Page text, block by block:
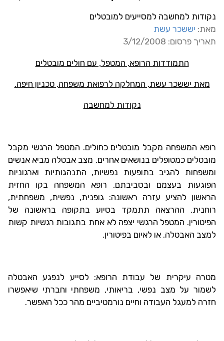
נקודות למחשבה למסייעים למובטלים
מאת: יששכר עשת
תאריך פרסום: 3/12/2008
התמודדות הרופא, המטפל, עם חולים מובטלים
מאת יששכר עשת, המחלקה לרפואת משפחה, טכניון חיפה.
נקודות למחשבה
רופא המשפחה מקבל מובטלים כחולים. המטפל הרגשי מקבל
מובטלים כמטופלים בנושאים אחרים. מצב אבטלה מביא אנשים
ומשפחות להגיב בתופעות נפשיות, התנהגותיות וארגוניות
הפוגעות בעצמם ובסביבתם, רופא המשפחה בקו החזית
הראשון להציע עזרה ראשונה: גופנית, נפשית, משפחתית,
רוחנית. ההרצאה תתמקד בסיוע בתקופה בראשונה של
הפיטורין. המטפל הרגשי יצפה לא אחת בתגובות רגשיות קשות
למצב האבטלה. או לאיום בפיטורין.
מטרה עיקרית של עבודת הרופא: לסייע לנפגע האבטלה
לשמור על מצב נפשי, בריאותי, משפחתי וחברתי שיאפשרו
חזרה למעגל העבודה וחיים נורמטיביים מהר ככל האפשר.